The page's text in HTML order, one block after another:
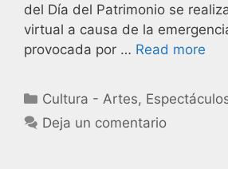
del Día del Patrimonio se
virtual a causa de la
provocada por … Read more
Cultura - Artes,
Deja un comentario